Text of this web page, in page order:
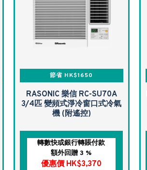
節省 HK$1650
RASONIC 樂信 RC-SU70A
3/4匹 變頻式淨冷窗口式冷氣
機 (附遙控)
轉數快或銀行轉賬付款
額外回贈 3 %
優惠價 HK$3,370